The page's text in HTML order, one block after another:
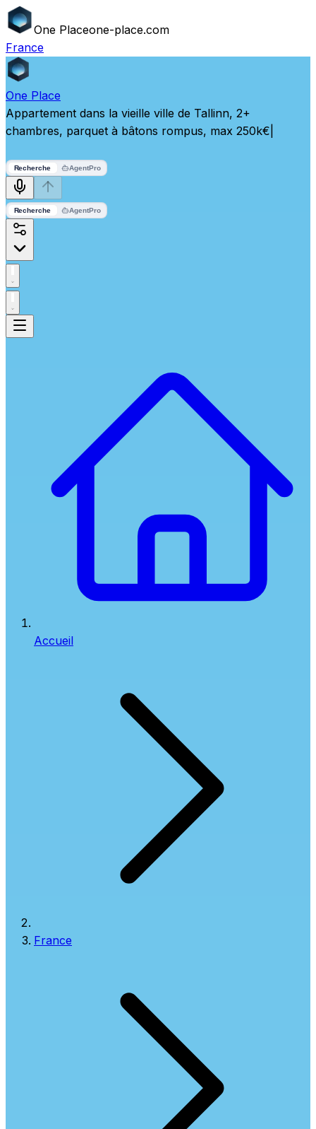
One Placeone-place.com
France
One Place
Appartement dans la vieille ville de Tallinn, 2+
chambres, parquet à bâtons rompus, max 250k€
Recherche AgentPro
Recherche AgentPro
Accueil
France